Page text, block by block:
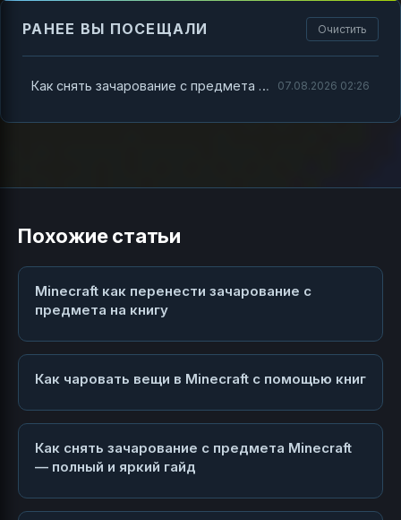
РАНЕЕ ВЫ ПОСЕЩАЛИ Очистить
Как снять зачарование с предмета Minecraft на книгу 07.08.2026 02:26
Похожие статьи
Minecraft как перенести зачарование с
предмета на книгу
Как чаровать вещи в Minecraft с помощью книг
Как снять зачарование с предмета Minecraft
— полный и яркий гайд